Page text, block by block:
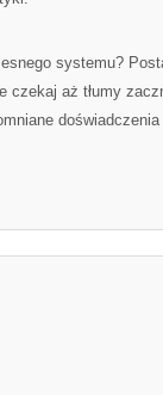
systemu?
aż tłumy